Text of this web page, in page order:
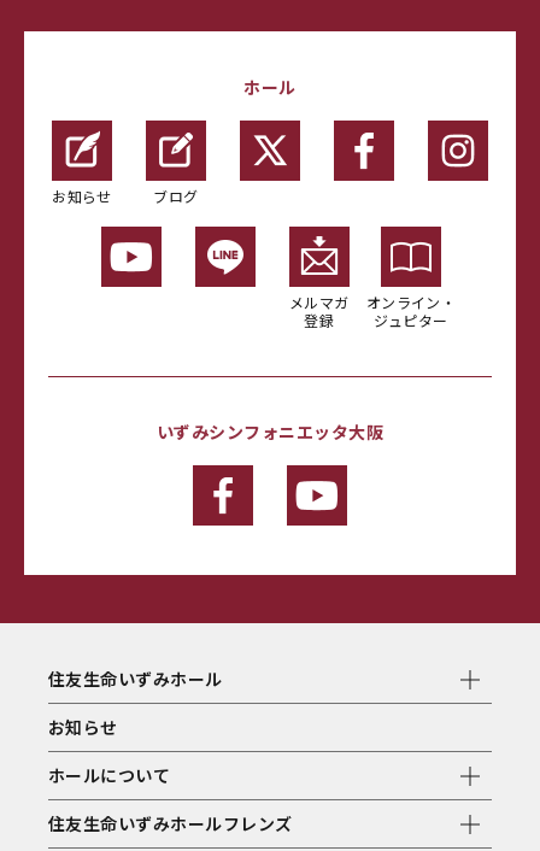
ホール
お知らせ ブログ
メルマガ
登録
オンライン・
ジュピター
いずみシンフォニエッタ大阪
住友生命いずみホール
お知らせ
ホールについて
住友生命いずみホールフレンズ